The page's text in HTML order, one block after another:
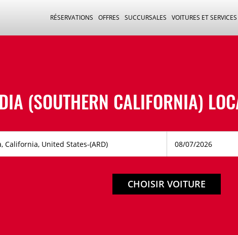
RÉSERVATIONS OFFRES SUCCURSALES VOITURES ET SERVICES
(SOUTHERN CALIFORNIA)
CHOISIR VOITURE